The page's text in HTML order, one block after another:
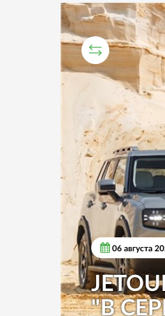
06 августа
"В